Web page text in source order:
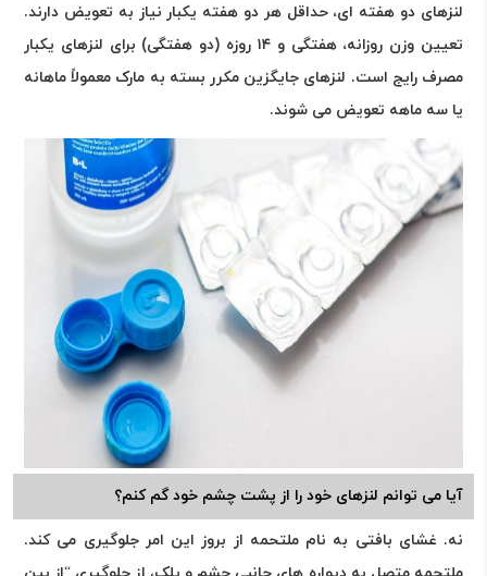
لنزهای دو هفته ای، حداقل هر دو هفته یکبار نیاز به تعویض دارند.
تعیین وزن روزانه، هفتگی و ۱۴ روزه (دو هفتگی) برای لنزهای یکبار
مصرف رایج است. لنزهای جایگزین مکرر بسته به مارک معمولاً ماهانه
یا سه ماهه تعویض می شوند.
آیا می توانم لنزهای خود را از پشت چشم خود گم کنم؟
نه. غشای بافتی به نام ملتحمه از بروز این امر جلوگیری می کند.